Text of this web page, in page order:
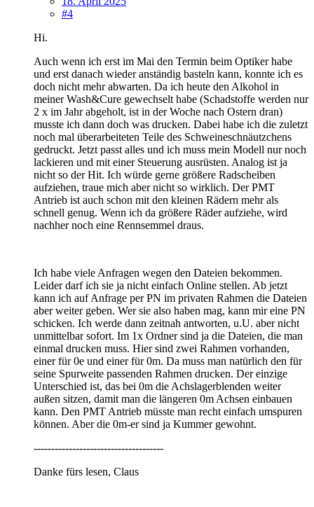
#4
Hi.
Auch wenn ich erst im Mai den Termin beim Optiker habe
und erst danach wieder anständig basteln kann, konnte ich es
doch nicht mehr abwarten. Da ich heute den Alkohol in
meiner Wash&Cure gewechselt habe (Schadstoffe werden nur
2 x im Jahr abgeholt, ist in der Woche nach Ostern dran)
musste ich dann doch was drucken. Dabei habe ich die zuletzt
noch mal überarbeiteten Teile des Schweineschnäutzchens
gedruckt. Jetzt passt alles und ich muss mein Modell nur noch
lackieren und mit einer Steuerung ausrüsten. Analog ist ja
nicht so der Hit. Ich würde gerne größere Radscheiben
aufziehen, traue mich aber nicht so wirklich. Der PMT
Antrieb ist auch schon mit den kleinen Rädern mehr als
schnell genug. Wenn ich da größere Räder aufziehe, wird
nachher noch eine Rennsemmel draus.
Ich habe viele Anfragen wegen den Dateien bekommen.
Leider darf ich sie ja nicht einfach Online stellen. Ab jetzt
kann ich auf Anfrage per PN im privaten Rahmen die Dateien
aber weiter geben. Wer sie also haben mag, kann mir eine PN
schicken. Ich werde dann zeitnah antworten, u.U. aber nicht
unmittelbar sofort. Im 1x Ordner sind ja die Dateien, die man
einmal drucken muss. Hier sind zwei Rahmen vorhanden,
einer für 0e und einer für 0m. Da muss man natürlich den für
seine Spurweite passenden Rahmen drucken. Der einzige
Unterschied ist, das bei 0m die Achslagerblenden weiter
außen sitzen, damit man die längeren 0m Achsen einbauen
kann. Den PMT Antrieb müsste man recht einfach umspuren
können. Aber die 0m-er sind ja Kummer gewohnt.
-------------------------------------
Danke fürs lesen, Claus